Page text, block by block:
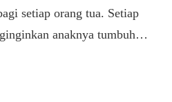
setiap orang tua. Setiap
anaknya tumbuh…